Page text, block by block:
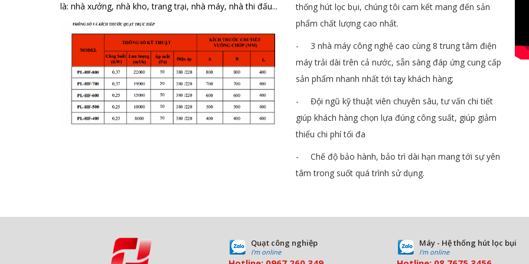
là: nhà xưởng, nhà kho, trang trại, nhà máy, nhà thi đấu...
thống hút lọc bụi, chúng tôi cam kết mang đến sản
phẩm chất lượng cao nhất.
- 3 nhà máy công nghệ cao cùng 8 trung tâm điện
máy trải dài trên cả nước, sẵn sàng đáp ứng cung cấp
sản phẩm nhanh nhất tới tay khách hàng;
- Đội ngũ kỹ thuật viên chuyên sâu, tư vấn chi tiết
giúp khách hàng chọn lựa đúng công suất, giúp giảm
thiểu chi phí tối đa
- Chế độ bảo hành, bảo trì dài hạn mang tới sự yên
tâm trong suốt quá trình sử dụng.
Quạt công nghiệp
I'm online
Máy - Hệ thống hút lọc bụi
I'm online